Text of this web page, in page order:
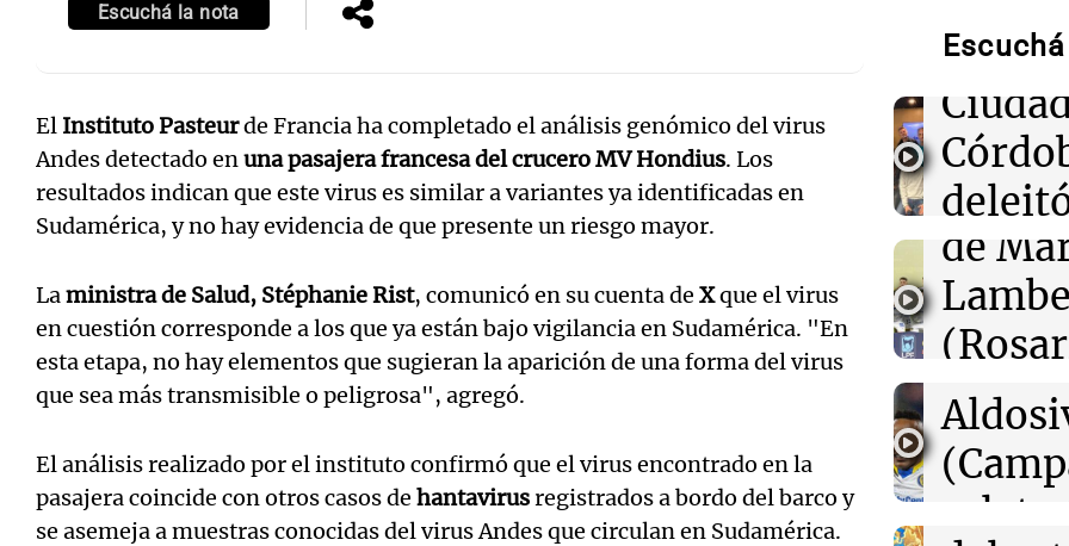
Escuchá la nota
El Instituto Pasteurde Francia ha completado el análisis genómico del virus
Andes detectado enuna pasajera francesa del crucero MV Hondius. Los
resultados indican que este virus es similar a variantes ya identificadas en
Sudamérica, y no hay evidencia de que presente un riesgo mayor.
Laministra de Salud, Stéphanie Rist, comunicó en su cuenta de Xque el virus
en cuestión corresponde a los que ya están bajo vigilancia en Sudamérica. "En
esta etapa, no hay elementos que sugieran la aparición de una forma del virus
que sea más transmisible o peligrosa", agregó.
El análisis realizado por el instituto confirmó que el virus encontrado en la
pasajera coincide con otros casos de hantavirusregistrados a bordo del barco y
se asemeja a muestras conocidas del virus Andes que circulan en Sudamérica.
victoria de
Aldosivi
Por Marcelo Lamberti
22:28 Deportes
Nicolás
retiro del
22:26 Mundo
Libertad
venezolana
tras años de
22:23 Deportes
¡Gritalo,
de Rosario
ante Aldosivi
Emmanuel Greco
radio
tango
Episodios
Audio.
de
de
Deportes
Episodios
Audio.
de
relato
Audio.
Audio.